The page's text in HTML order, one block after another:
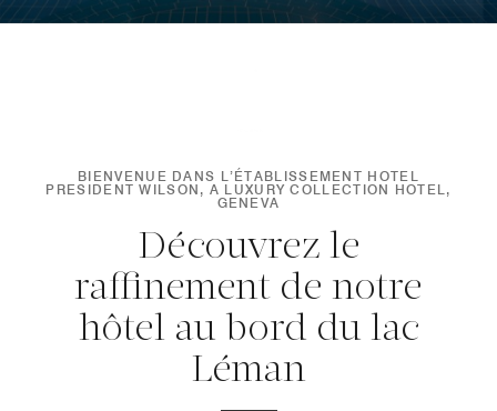
BIENVENUE DANS L’ÉTABLISSEMENT HOTEL
PRESIDENT WILSON, A LUXURY COLLECTION HOTEL,
GENEVA
Découvrez le
raffinement de notre
hôtel au bord du lac
Léman